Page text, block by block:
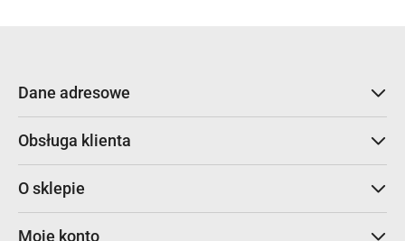
Dane adresowe
Obsługa klienta
O sklepie
Moje konto